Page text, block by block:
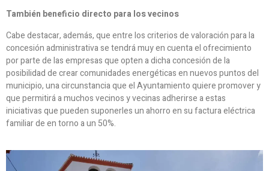
También beneficio directo para los vecinos
Cabe destacar, además, que entre los criterios de valoración para la
concesión administrativa se tendrá muy en cuenta el ofrecimiento
por parte de las empresas que opten a dicha concesión de la
posibilidad de crear comunidades energéticas en nuevos puntos del
municipio, una circunstancia que el Ayuntamiento quiere promover y
que permitirá a muchos vecinos y vecinas adherirse a estas
iniciativas que pueden suponerles un ahorro en su factura eléctrica
familiar de en torno a un 50%.